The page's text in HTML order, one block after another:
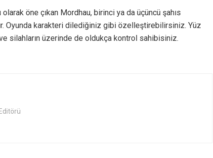
öne çıkan Mordhau, birinci ya da üçüncü şahıs
Oyunda karakteri dilediğiniz gibi özelleştirebilirsiniz. Yüz
ve silahların üzerinde de oldukça kontrol sahibisiniz.